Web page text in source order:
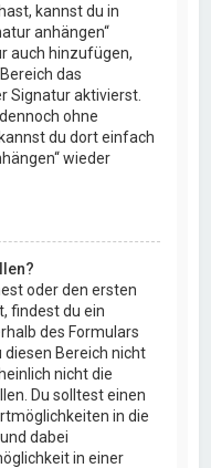
kannst du in
anhängen“
auch hinzufügen,
das
Signatur aktivierst.
ohne
du dort einfach
wieder
oder den ersten
findest du ein
des Formulars
Bereich nicht
nicht die
Du solltest einen
in die
dabei
in einer